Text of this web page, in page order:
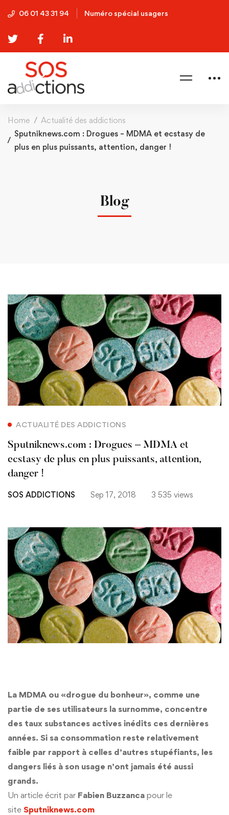
06 01 43 31 94 Numéro spécial usagers
Home
Actualité des addictions
Sputniknews.com : Drogues – MDMA et ecstasy de
plus en plus puissants, attention, danger !
Blog
ACTUALITÉ DES ADDICTIONS
Sputniknews.com : Drogues – MDMA et
ecstasy de plus en plus puissants, attention,
danger !
SOS ADDICTIONS Sep 17, 2018 3 535 views
La MDMA ou «drogue du bonheur», comme une
partie de ses utilisateurs la surnomme, concentre
des taux substances actives inédits ces dernières
années. Si sa consommation reste relativement
faible par rapport à celles d’autres stupéfiants, les
dangers liés à son usage n’ont jamais été aussi
grands.
Un article écrit par Fabien Buzzanca pour le
site Sputniknews.com